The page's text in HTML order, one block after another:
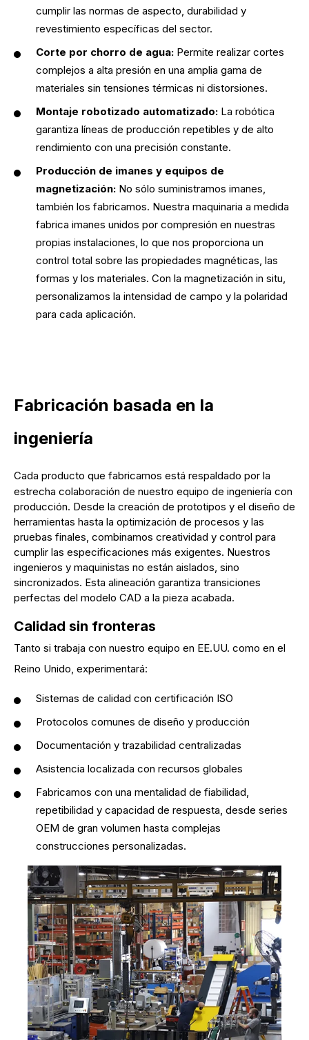
cumplir las normas de aspecto, durabilidad y
revestimiento específicas del sector.
Corte por chorro de agua: Permite realizar cortes
complejos a alta presión en una amplia gama de
materiales sin tensiones térmicas ni distorsiones.
Montaje robotizado automatizado: La robótica
garantiza líneas de producción repetibles y de alto
rendimiento con una precisión constante.
Producción de imanes y equipos de
magnetización: No sólo suministramos imanes,
también los fabricamos. Nuestra maquinaria a medida
fabrica imanes unidos por compresión en nuestras
propias instalaciones, lo que nos proporciona un
control total sobre las propiedades magnéticas, las
formas y los materiales. Con la magnetización in situ,
personalizamos la intensidad de campo y la polaridad
para cada aplicación.
Fabricación basada en la
ingeniería
Cada producto que fabricamos está respaldado por la
estrecha colaboración de nuestro equipo de ingeniería con
producción. Desde la creación de prototipos y el diseño de
herramientas hasta la optimización de procesos y las
pruebas finales, combinamos creatividad y control para
cumplir las especificaciones más exigentes. Nuestros
ingenieros y maquinistas no están aislados, sino
sincronizados. Esta alineación garantiza transiciones
perfectas del modelo CAD a la pieza acabada.
Calidad sin fronteras
Tanto si trabaja con nuestro equipo en EE.UU. como en el
Reino Unido, experimentará:
Sistemas de calidad con certificación ISO
Protocolos comunes de diseño y producción
Documentación y trazabilidad centralizadas
Asistencia localizada con recursos globales
Fabricamos con una mentalidad de fiabilidad,
repetibilidad y capacidad de respuesta, desde series
OEM de gran volumen hasta complejas
construcciones personalizadas.